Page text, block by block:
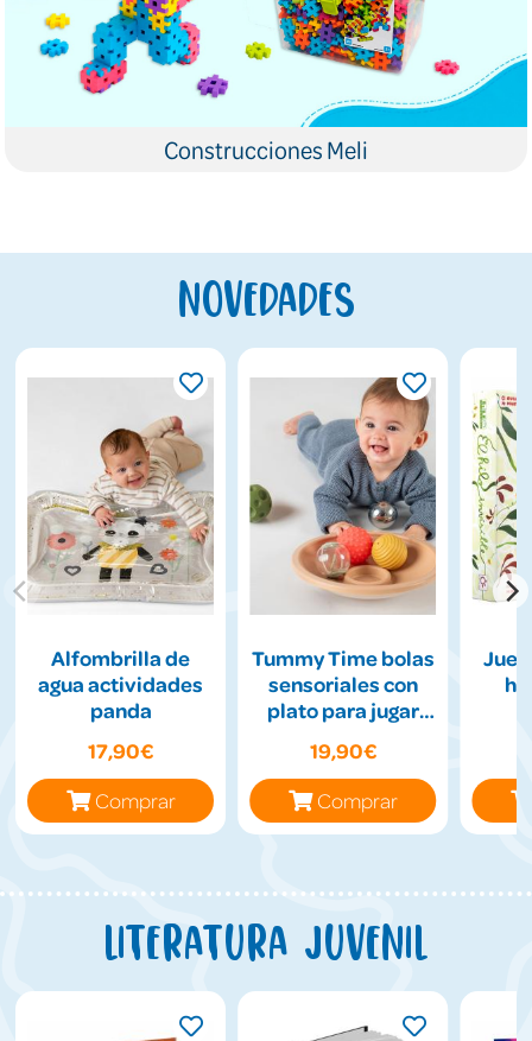
Construcciones Meli
Novedades
Alfombrilla de
agua actividades
panda
17,90€
Comprar
Tummy Time bolas
sensoriales con
plato para jugar
19,90€
Comprar
Literatura juvenil